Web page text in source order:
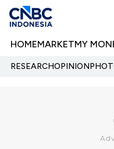
HOMEMARKETMY
RESEARCHOPINION